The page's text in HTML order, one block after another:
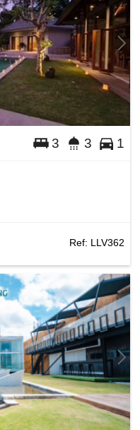
3 3 1
Ref: LLV362